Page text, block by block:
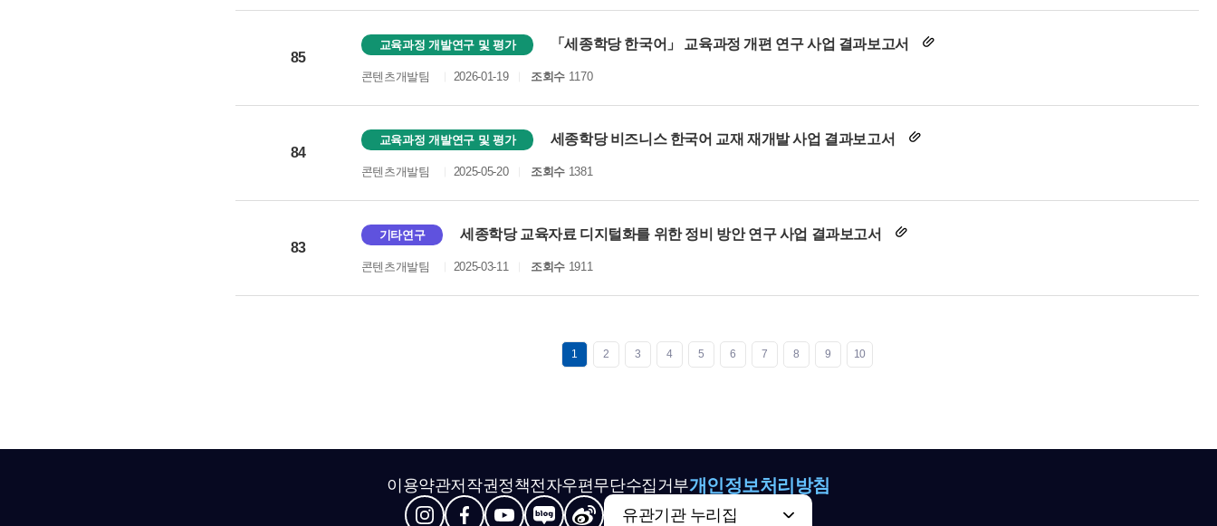
85
교육과정 개발연구 및 평가 「세종학당 한국어」 교육과정 개편 연구 사업 결과보고서
콘텐츠개발팀 2026-01-19 조회수 1170
84
교육과정 개발연구 및 평가 세종학당 비즈니스 한국어 교재 재개발 사업 결과보고서
콘텐츠개발팀 2025-05-20 조회수 1381
83
기타연구 세종학당 교육자료 디지털화를 위한 정비 방안 연구 사업 결과보고서
콘텐츠개발팀 2025-03-11 조회수 1911
1 2 3 4 5 6 7 8 9 10
이용약관저작권정책전자우편무단수집거부개인정보처리방침
유관기관 누리집